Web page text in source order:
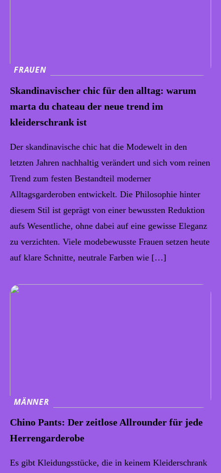
FRAUEN
Skandinavischer chic für den alltag: warum
marta du chateau der neue trend im
kleiderschrank ist
Der skandinavische chic hat die Modewelt in den
letzten Jahren nachhaltig verändert und sich vom reinen
Trend zum festen Bestandteil moderner
Alltagsgarderoben entwickelt. Die Philosophie hinter
diesem Stil ist geprägt von einer bewussten Reduktion
aufs Wesentliche, ohne dabei auf eine gewisse Eleganz
zu verzichten. Viele modebewusste Frauen setzen heute
auf klare Schnitte, neutrale Farben wie […]
MÄNNER
Chino Pants: Der zeitlose Allrounder für jede
Herrengarderobe
Es gibt Kleidungsstücke, die in keinem Kleiderschrank